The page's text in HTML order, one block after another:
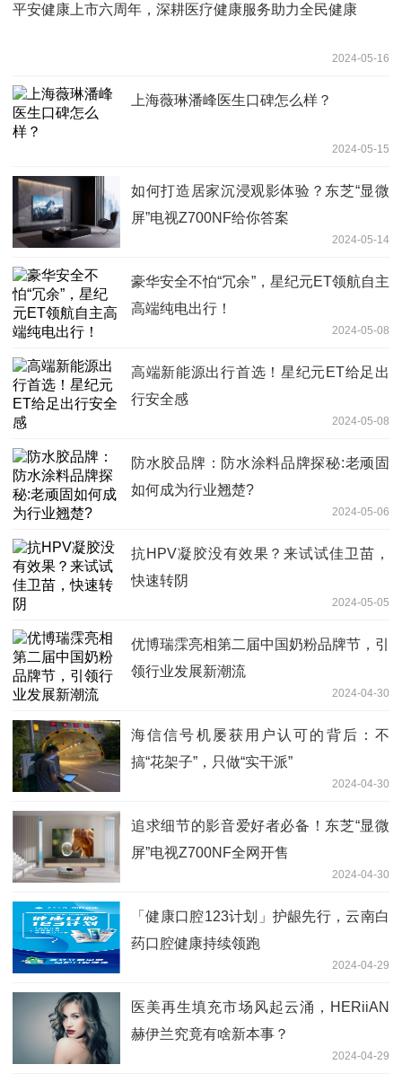
平安健康上市六周年，深耕医疗健康服务助力全民健康
2024-05-16
上海薇琳潘峰医生口碑怎么样？
2024-05-15
如何打造居家沉浸观影体验？东芝“显微
屏”电视Z700NF给你答案
2024-05-14
豪华安全不怕“冗余”，星纪元ET领航自主
高端纯电出行！
2024-05-08
高端新能源出行首选！星纪元ET给足出
行安全感
2024-05-08
防水胶品牌：防水涂料品牌探秘:老顽固
如何成为行业翘楚?
2024-05-06
抗HPV凝胶没有效果？来试试佳卫苗，
快速转阴
2024-05-05
优博瑞霂亮相第二届中国奶粉品牌节，引
领行业发展新潮流
2024-04-30
海信信号机屡获用户认可的背后：不
搞“花架子”，只做“实干派”
2024-04-30
追求细节的影音爱好者必备！东芝“显微
屏”电视Z700NF全网开售
2024-04-30
「健康口腔123计划」护龈先行，云南白
药口腔健康持续领跑
2024-04-29
医美再生填充市场风起云涌，HERiiAN
赫伊兰究竟有啥新本事？
2024-04-29